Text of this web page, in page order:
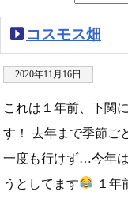
コスモス畑
2020年11月16日
これは１年前、下関
す！ 去年まで季節ご
一度も行けず…今年
うとしてます
１年